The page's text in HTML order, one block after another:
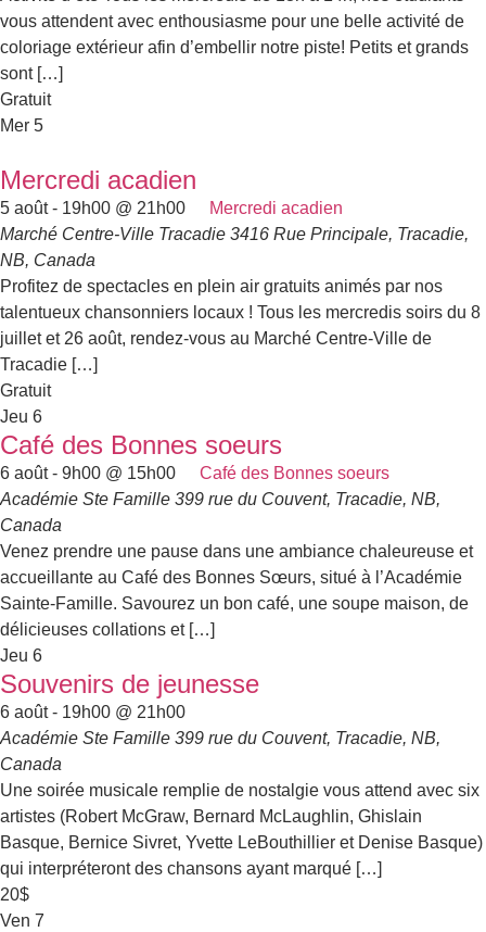
vous attendent avec enthousiasme pour une belle activité de
coloriage extérieur afin d’embellir notre piste! Petits et grands
sont […]
Gratuit
Mer 5
Mercredi acadien
5 août - 19h00 @ 21h00
Mercredi acadien
Marché Centre-Ville Tracadie 3416 Rue Principale, Tracadie,
NB, Canada
Profitez de spectacles en plein air gratuits animés par nos
talentueux chansonniers locaux ! Tous les mercredis soirs du 8
juillet et 26 août, rendez-vous au Marché Centre-Ville de
Tracadie […]
Gratuit
Jeu 6
Café des Bonnes soeurs
6 août - 9h00 @ 15h00
Café des Bonnes soeurs
Académie Ste Famille 399 rue du Couvent, Tracadie, NB,
Canada
Venez prendre une pause dans une ambiance chaleureuse et
accueillante au Café des Bonnes Sœurs, situé à l’Académie
Sainte-Famille. Savourez un bon café, une soupe maison, de
délicieuses collations et […]
Jeu 6
Souvenirs de jeunesse
6 août - 19h00 @ 21h00
Académie Ste Famille 399 rue du Couvent, Tracadie, NB,
Canada
Une soirée musicale remplie de nostalgie vous attend avec six
artistes (Robert McGraw, Bernard McLaughlin, Ghislain
Basque, Bernice Sivret, Yvette LeBouthillier et Denise Basque)
qui interpréteront des chansons ayant marqué […]
20$
Ven 7